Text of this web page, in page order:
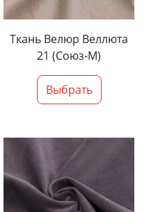
Ткань Велюр Веллюта
21 (Союз-М)
Выбрать